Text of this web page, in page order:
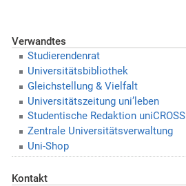
Verwandtes
Studierendenrat
Universitätsbibliothek
Gleichstellung & Vielfalt
Universitätszeitung uni’leben
Studentische Redaktion uniCROSS
Zentrale Universitätsverwaltung
Uni-Shop
Kontakt